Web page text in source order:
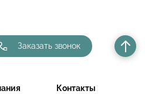
Контакты
Заказать звонок